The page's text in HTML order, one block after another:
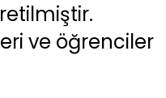
ve öğrenciler